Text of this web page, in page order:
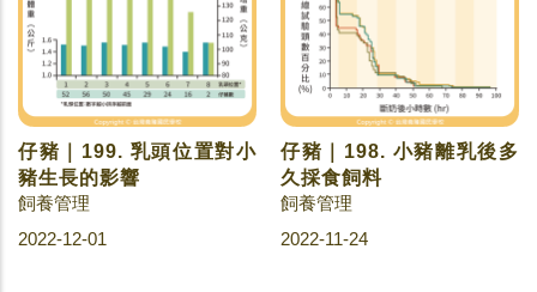
仔豬｜199. 乳頭位置對小
豬生長的影響
飼養管理
2022-12-01
仔豬｜198. 小豬離乳後多
久採食飼料
飼養管理
2022-11-24